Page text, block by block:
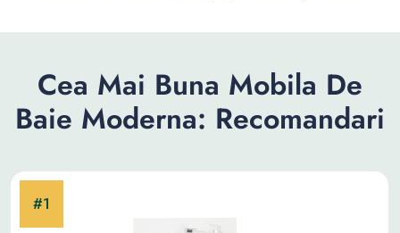
Cea Mai Buna Mobila De
Baie Moderna: Recomandari